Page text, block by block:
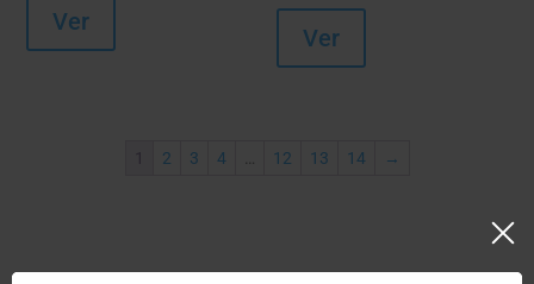
Ver
Ver
1 2 3 4 … 12 13 14 →